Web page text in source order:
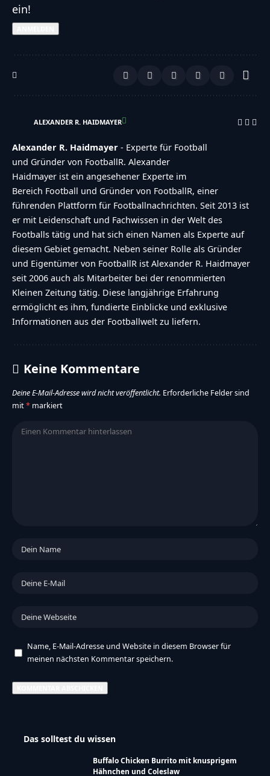
meiner Daten zur Zusendung des Newsletters
ein!
Alexander R. Haidmayer- Experte für Football
und Gründer von FootballR. Alexander
Haidmayer ist ein angesehener Experte im
Bereich Football und Gründer von FootballR, einer
führenden Plattform für Footballnachrichten. Seit 2013 ist
er mit Leidenschaft und Fachwissen in der Welt des
Footballs tätig und hat sich einen Namen als Experte auf
diesem Gebiet gemacht. Neben seiner Rolle als Gründer
und Eigentümer von FootballR ist Alexander R. Haidmayer
seit 2006 auch als Mitarbeiter bei der renommierten
Kleinen Zeitung tätig. Diese langjährige Erfahrung
ermöglicht es ihm, fundierte Einblicke und exklusive
Deine E-Mail-Adresse wird nicht veröffentlicht.
Name, E-Mail-Adresse und Website in diesem Browser für
Buffalo Chicken Burrito mit knusprigem